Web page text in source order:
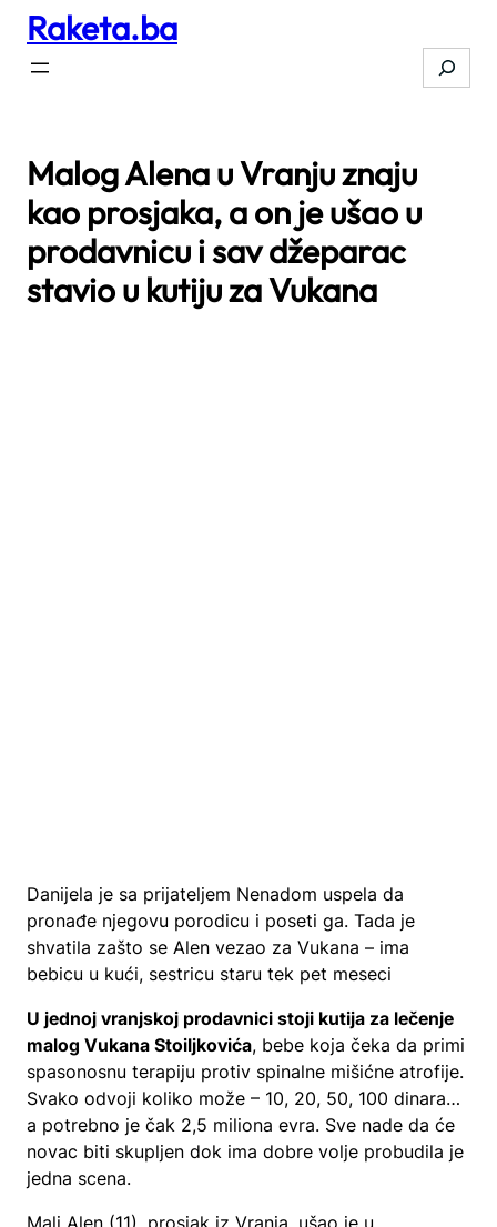
Skip
content
Raketa.ba
Search
Malog Alena u Vranju znaju
kao prosjaka, a on je ušao u
prodavnicu i sav džeparac
stavio u kutiju za Vukana
Danijela je sa prijateljem Nenadom uspela da
pronađe njegovu porodicu i poseti ga. Tada je
shvatila zašto se Alen vezao za Vukana – ima
bebicu u kući, sestricu staru tek pet meseci
U jednoj vranjskoj prodavnici stoji kutija za lečenje
malog Vukana Stoiljkovića, bebe koja čeka da primi
spasonosnu terapiju protiv spinalne mišićne atrofije.
Svako odvoji koliko može – 10, 20, 50, 100 dinara…
a potrebno je čak 2,5 miliona evra. Sve nade da će
novac biti skupljen dok ima dobre volje probudila je
jedna scena.
Mali Alen (11), prosjak iz Vranja, ušao je u